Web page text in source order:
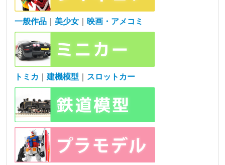
一般作品 美少女 映画・アメコミ
トミカ ｜建機模型 スロットカー